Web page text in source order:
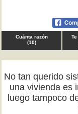
Cuánta razón
(10)
No tan querido
una vivienda es
luego tampoco